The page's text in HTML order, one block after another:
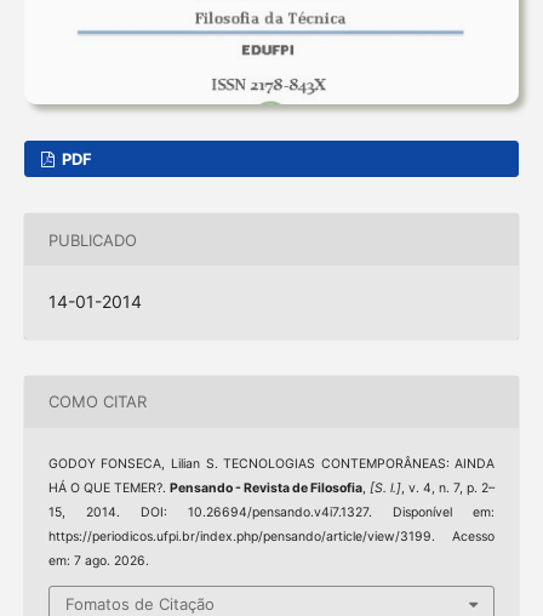
PDF
PUBLICADO
14-01-2014
COMO CITAR
GODOY FONSECA, Lilian S. TECNOLOGIAS CONTEMPORÂNEAS: AINDA
HÁ O QUE TEMER?. Pensando - Revista de Filosofia [S. l.] , v. 4, n. 7, p. 2–
15, 2014. DOI: 10.26694/pensando.v4i7.1327. Disponível em:
https://periodicos.ufpi.br/index.php/pensando/article/view/3199. Acesso
em: 7 ago. 2026.
Fomatos de Citação